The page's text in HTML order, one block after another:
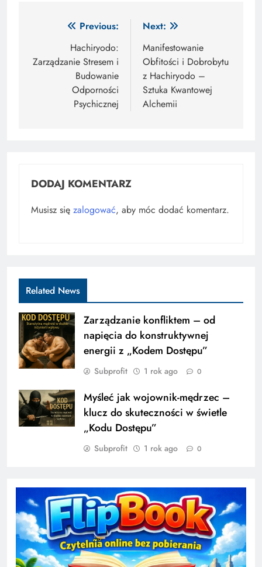
NawigacjaPrevious:
Hachiryodo:
Zarządzanie Stresem i
Budowanie
Odporności
Psychicznej
Next:
Manifestowanie
Obfitości i Dobrobytu
z Hachiryodo –
Sztuka Kwantowej
Alchemii
DODAJ KOMENTARZ
Musisz się zalogować, aby móc dodać komentarz.
Related News
Zarządzanie konfliktem – od
napięcia do konstruktywnej
energii z „Kodem Dostępu”
Subprofit 1 rok ago 0
Myśleć jak wojownik-mędrzec –
klucz do skuteczności w świetle
„Kodu Dostępu”
Subprofit 1 rok ago 0